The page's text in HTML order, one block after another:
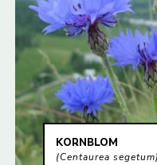
KORNBLOM
Centaurea segetum